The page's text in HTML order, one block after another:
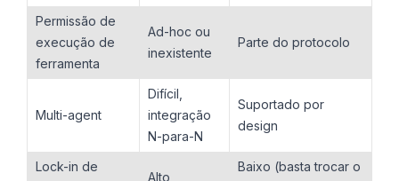
Permissão de
execução de
ferramenta
Ad-hoc ou
inexistente
Parte do protocolo
Multi-agent
Difícil,
integração
N-para-N
Suportado por
design
Lock-in de
Alto
Baixo (basta trocar o